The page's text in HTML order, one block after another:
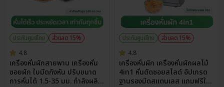
ประกันศูนย์ไทย
ส่วนลด 15%
4.8
เครื่องหั่นผักสายพาน เครื่องหั่น
ซอยผัก ใบมีดกังหัน ปรับขนาด
การหั่นได้ 1.5-35 มม. กำลังผลิต
ประกันศูนย์ไทย
ส่วนลด 15%
4.8
เครื่องหั่นผัก เครื่องหั่นผักผลไม้
4in1 หั่นตัดซอยสไลด์ อัปเกรด
ฐานรองมีดสแตนเลส แถมฟรีใบ